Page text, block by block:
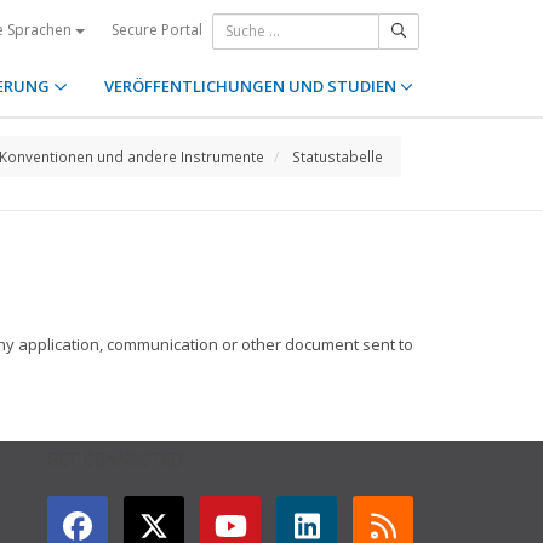
Sprachen Secure Portal
VERÖFFENTLICHUNGEN UND STUDIEN
Konventionen und andere Instrumente Statustabelle
application, communication or other document sent to